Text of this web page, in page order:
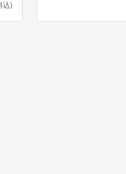
込)